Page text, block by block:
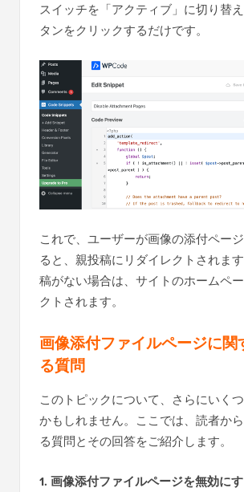
スイッチを「アクティブ」に切り替
タンをクリックするだけです。
これで、ユーザーが画像の添付ペー
ると、親投稿にリダイレクトされま
稿がない場合は、サイトのホームペ
クトされます。
画像添付ファイルページに関
る質問
このトピックについて、さらにいく
かもしれません。ここでは、読者か
る質問とその回答をご紹介します。
1. 画像添付ファイルページを無効に